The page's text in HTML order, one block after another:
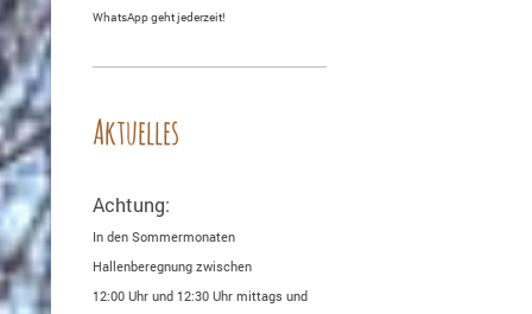
WhatsApp geht jederzeit!
Aktuelles
Achtung:
In den Sommermonaten
Hallenberegnung zwischen
12:00 Uhr und 12:30 Uhr mittags und